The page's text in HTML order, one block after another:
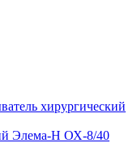
Элема-Н ОХ-8/40